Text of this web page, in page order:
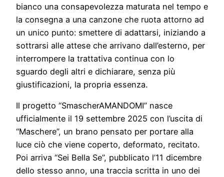
bianco una consapevolezza maturata nel tempo e
la consegna a una canzone che ruota attorno ad
un unico punto: smettere di adattarsi, iniziando a
sottrarsi alle attese che arrivano dall’esterno, per
interrompere la trattativa continua con lo
sguardo degli altri e dichiarare, senza più
giustificazioni, la propria essenza.
Il progetto “SmascherAMANDOMI” nasce
ufficialmente il 19 settembre 2025 con l’uscita di
“Maschere”, un brano pensato per portare alla
luce ciò che viene coperto, deformato, recitato.
Poi arriva “Sei Bella Se”, pubblicato l’11 dicembre
dello stesso anno, una traccia scritta in uno dei